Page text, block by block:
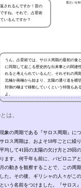
星占いを知
されるんですか！昔の
すね。それで、占星術
いるんですか？
うん。占星術では、サロス周期の最初の食
に同期して起こる歴史的な出来事との関連
れると考えられているんだ。それぞれの周期
北極か南極から始まり、太陽の通り道を横
対側の極まで移動していくという特徴もあ
よ。
は。
象の周期である『サロス周期』につ
ロス周期は、およそ18年ごとに繰り
均して41回の太陽の欠け方と29回
ます。何千年も前に、バビロニアと
の動きを観察することで、この周期
た。その後、ギリシャの人々がこの
いう名前をつけました。『サロス』